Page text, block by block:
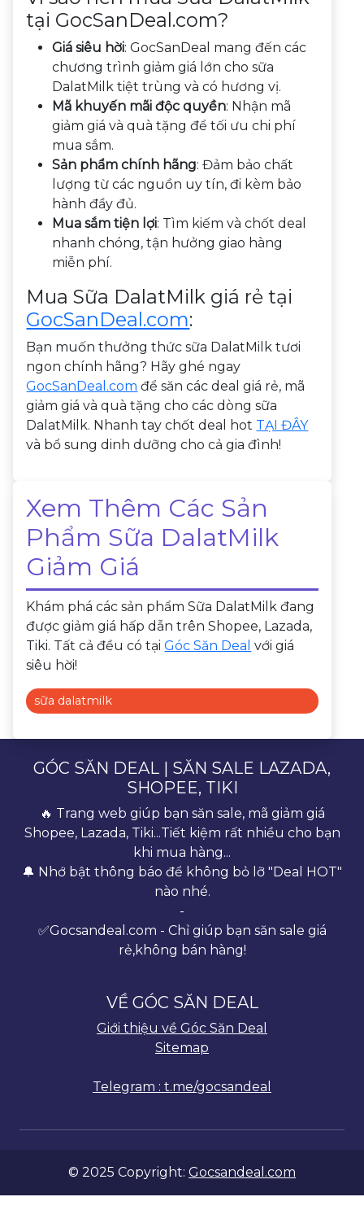
tại GocSanDeal.com?
Giá siêu hời: GocSanDeal mang đến các
chương trình giảm giá lớn cho sữa
DalatMilk tiệt trùng và có hương vị.
Mã khuyến mãi độc quyền: Nhận mã
giảm giá và quà tặng để tối ưu chi phí
mua sắm.
Sản phẩm chính hãng: Đảm bảo chất
lượng từ các nguồn uy tín, đi kèm bảo
hành đầy đủ.
Mua sắm tiện lợi: Tìm kiếm và chốt deal
nhanh chóng, tận hưởng giao hàng
miễn phí.
Mua Sữa DalatMilk giá rẻ tại
GocSanDeal.com:
Bạn muốn thưởng thức sữa DalatMilk tươi
ngon chính hãng? Hãy ghé ngay
GocSanDeal.com để săn các deal giá rẻ, mã
giảm giá và quà tặng cho các dòng sữa
DalatMilk. Nhanh tay chốt deal hot TẠI ĐÂY
và bổ sung dinh dưỡng cho cả gia đình!
Xem Thêm Các Sản
Phẩm Sữa DalatMilk
Giảm Giá
Khám phá các sản phẩm Sữa DalatMilk đang
được giảm giá hấp dẫn trên Shopee, Lazada,
Tiki. Tất cả đều có tạiGóc Săn Deal với giá
siêu hời!
sữa dalatmilk
GÓC SĂN DEAL | SĂN SALE LAZADA,
SHOPEE, TIKI
🔥 Trang web giúp bạn săn sale, mã giảm giá
Shopee, Lazada, Tiki...Tiết kiệm rất nhiều cho bạn
khi mua hàng...
🔔 Nhớ bật thông báo để không bỏ lỡ "Deal HOT"
nào nhé.
-
✅Gocsandeal.com - Chỉ giúp bạn săn sale giá
rẻ,không bán hàng!
VỀ GÓC SĂN DEAL
Giới thiệu về Góc Săn Deal
Sitemap
Telegram : t.me/gocsandeal
© 2025 Copyright: Gocsandeal.com